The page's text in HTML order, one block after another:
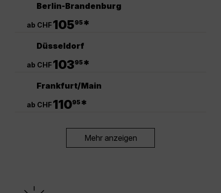
Berlin-Brandenburg
ab CHF10595*
Düsseldorf
ab CHF10395*
Frankfurt/Main
ab CHF11095*
Mehr anzeigen